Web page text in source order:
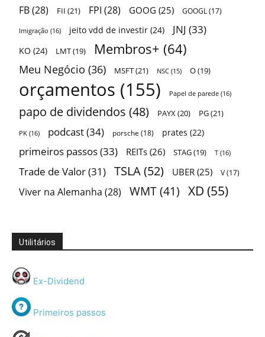
FB(28) FII (21) FPI (28) GOOG (25) GOOGL (17)
Imigração (16) jeito vdd de investir (24) JNJ (33)
KO (24) LMT(19) Membros+ (64)
Meu Negócio (36) MSFT(21) NSC (15) O(19)
orçamentos (155) Papel de parede (16)
papo de dividendos (48) PAYX(20) PG(21)
PK (16) podcast(34) porsche (18) prates (22)
primeiros passos(33) REITs (26) STAG(19) T (16)
Trade de Valor(31) TSLA(52) UBER (25) V(17)
Viver na Alemanha (28) WMT (41) XD (55)
Utilitários
Ex-Dividend
Primeiros passos